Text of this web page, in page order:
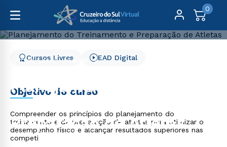
0
Cursos Livres
Saúde
Planejamento do
Treinamento e
Preparação de Atletas
Cursos Livres EAD Digital
Objetivo do curso
Compreender os princípios do planejamento do
treinamento e da preparação de atletas para otimizar o
desempenho físico e alcançar resultados superiores nas
competi